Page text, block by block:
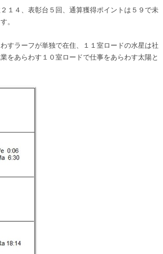
１４、表彰台５回、通算獲得ポイントは５９で未
。
すラーフが単独で在住、１１室ロードの水星は社
をあらわす１０室ロードで仕事をあらわす太陽と